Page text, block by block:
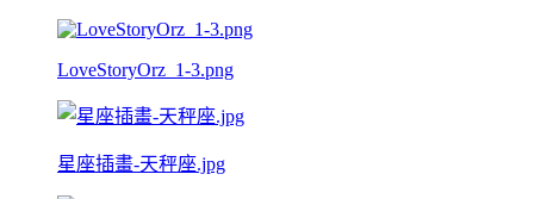
LoveStoryOrz_1-3.png
星座插畫-天秤座.jpg